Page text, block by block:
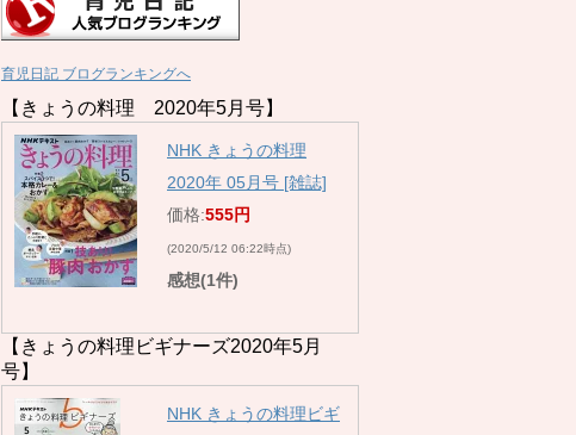
育児日記 ブログランキングへ
【きょうの料理 2020年5月号】
NHK きょうの料理
2020年 05月号 [雑誌]
価格:555円
(2020/5/12 06:22時点)
感想(1件)
【きょうの料理ビギナーズ2020年5月
号】
NHK きょうの料理ビギ